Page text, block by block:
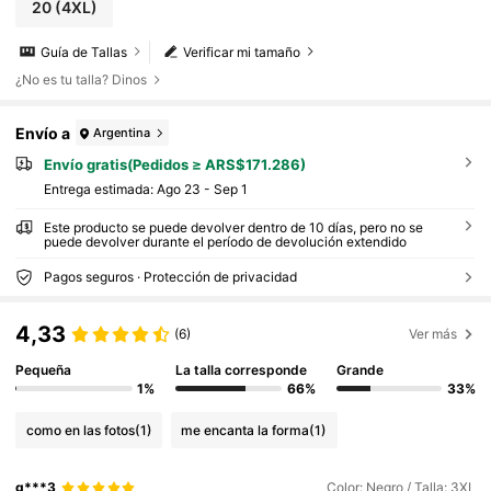
20(4XL)
Verificar mi tamaño
Guía de Tallas
¿No es tu talla? Dinos
Envío a Argentina
Envío gratis(Pedidos ≥ ARS$171.286)
Entrega estimada: Ago 23 - Sep 1
Este producto se puede devolver dentro de 10 días, pero no se
puede devolver durante el período de devolución extendido
Pagos seguros · Protección de privacidad
4,33 (6) Ver más
Pequeña
1%
La talla corresponde
66%
Grande
33%
como en las fotos(1) me encanta la forma(1)
g***3 Color: Negro / Talla: 3XL